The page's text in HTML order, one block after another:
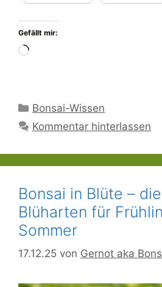
Gefällt mir:
Wird
Kategorien
Bonsai-Wissen
Kommentar hinterlassen
Bonsai in Blüte –
Blüharten für
Sommer
17.12.25 von Gernot aka